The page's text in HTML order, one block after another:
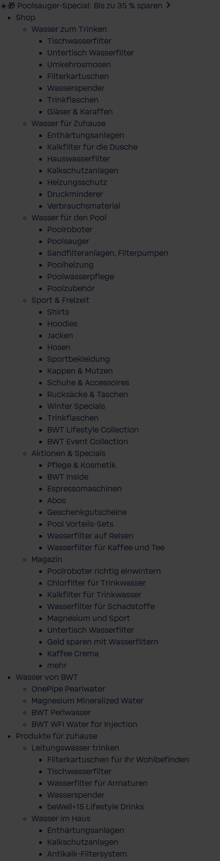
☀️🎁 Poolsauger-Special: Bis zu 35 % sparen
Shop
Wasser zum Trinken
Tischwasserfilter
Untertisch Wasserfilter
Umkehrosmosen
Filterkartuschen
Wasserspender
Trinkflaschen
Gläser & Karaffen
Wasser für Zuhause
Enthärtungsanlagen
Kalkfilter für die Dusche
Hauswasserfilter
Kalkschutzanlagen
Heizungsschutz
Druckminderer
Verbrauchsmaterial
Wasser für den Pool
Poolroboter
Poolsauger
Sandfilteranlagen, Filterpumpen
Poolheizung
Poolwasserpflege
Poolzubehör
Sport & Freizeit
Shirts
Hoodies
Jacken
Hosen
Sportbekleidung
Kappen & Mützen
Schuhe & Accessoires
Rucksäcke & Taschen
Winter Specials
Trinkflaschen
BWT Lifestyle Collection
BWT Event Collection
Aktionen & Specials
Pflege & Kosmetik
BWT Inside
Espressomaschinen
Abos
Geschenkgutscheine
Pool Vorteils-Sets
Wasserfilter auf Reisen
Wasserfilter für Kaffee und Tee
Magazin
Poolroboter richtig einwintern
Chlorfilter für Trinkwasser
Kalkfilter für Trinkwasser
Wasserfilter für Schadstoffe
Magnesium und Sport
Untertisch Wasserfilter
Geld sparen mit Wasserfiltern
Kaffee Crema
mehr
Wasser von BWT
OnePipe Pearlwater
Magnesium Mineralized Water
BWT Perlwasser
BWT WFI Water for Injection
Produkte für zuhause
Leitungswasser trinken
Filterkartuschen für Ihr Wohlbefinden
Tischwasserfilter
Wasserfilter für Armaturen
Wasserspender
beWell+15 Lifestyle Drinks
Wasser im Haus
Enthärtungsanlagen
Kalkschutzanlagen
Antikalk-Filtersystem